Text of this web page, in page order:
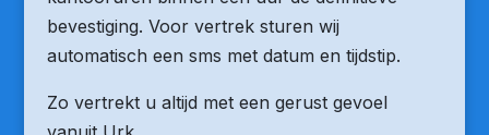
bevestiging. Voor vertrek sturen wij
automatisch een sms met datum en tijdstip.
Zo vertrekt u altijd met een gerust gevoel